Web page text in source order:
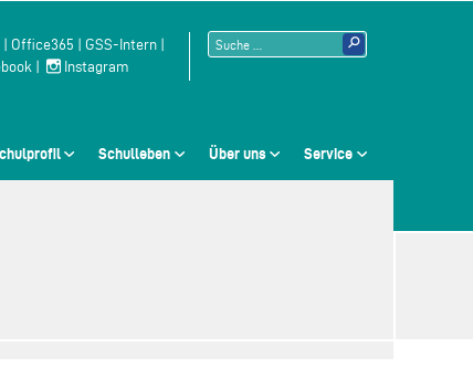
| Office365 GSS-Intern|
| Instagram
Suchen
Schulleben Über uns Service